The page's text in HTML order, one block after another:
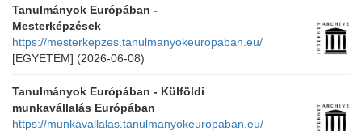
Tanulmányok Európában -
Mesterképzések
https://mesterkepzes.tanulmanyokeuropaban.eu/
[EGYETEM] (2026-06-08)
Tanulmányok Európában - Külföldi
munkavállalás Európában
https://munkavallalas.tanulmanyokeuropaban.eu/